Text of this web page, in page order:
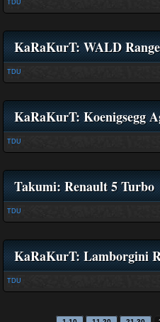
TDU
KaRaKurT: WALD
TDU
KaRaKurT: Koenigsegg
TDU
Takumi: Renault 5 Turbo
TDU
KaRaKurT: Lamborgini
TDU